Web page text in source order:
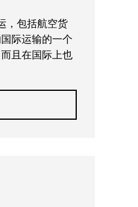
，包括航空货
际运输的一个
且在国际上也